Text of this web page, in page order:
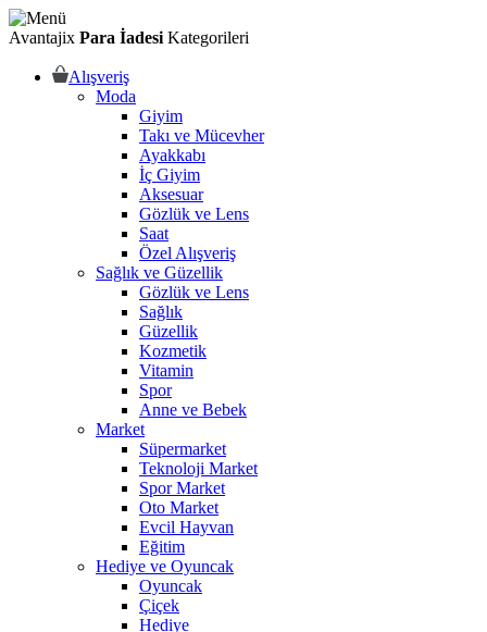
Avantajix Para İadesi Kategorileri
Alışveriş
Moda
Giyim
Takı ve Mücevher
Ayakkabı
İç Giyim
Aksesuar
Gözlük ve Lens
Saat
Özel Alışveriş
Sağlık ve Güzellik
Gözlük ve Lens
Sağlık
Güzellik
Kozmetik
Vitamin
Spor
Anne ve Bebek
Market
Süpermarket
Teknoloji Market
Spor Market
Oto Market
Evcil Hayvan
Eğitim
Hediye ve Oyuncak
Oyuncak
Çiçek
Hediye